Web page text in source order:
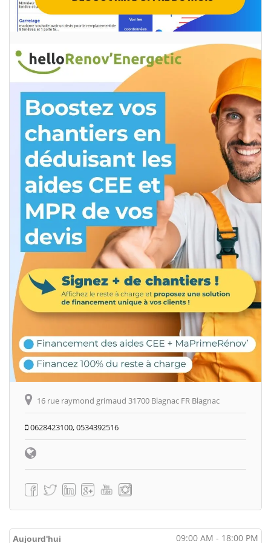
16 rue raymond grimaud 31700 Blagnac FR Blagnac
0628423100, 0534392516
Aujourd'hui 09:00 AM - 18:00 PM